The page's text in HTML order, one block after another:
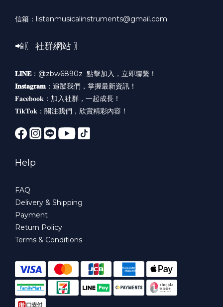
信箱：listenmusicalinstruments@gmail.com
📲〖 社群網站 〗
𝐋𝐈𝐍𝐄：@zbw6890z 點擊加入，立即聯繫！
𝐈𝐧𝐬𝐭𝐚𝐠𝐫𝐚𝐦 ： 追蹤我們，掌握最新資訊！
𝐅𝐚𝐜𝐞𝐛𝐨𝐨𝐤： 加入社群，一起成長！
𝐓𝐢𝐤𝐓𝐨𝐤： 關注我們，欣賞精彩內容！
Help
FAQ
Delivery & Shipping
Payment
Return Policy
Terms & Conditions